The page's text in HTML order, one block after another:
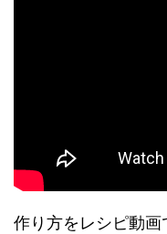
作り方をレシピ動画